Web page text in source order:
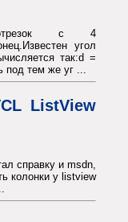
отрезок с 4
угол
так:d =
под тем же уг ...
ListView
справку и msdn,
колонки у listview